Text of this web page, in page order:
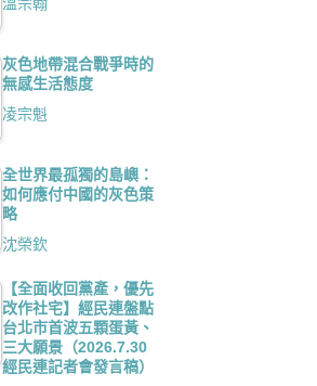
灰色地帶混合戰爭時的
無感生活態度
凌宗魁
全世界最孤獨的島嶼：
如何應付中國的灰色策
略
沈榮欽
【全面收回黨產，優先
改作社宅】經民連盤點
台北市首波五顆蛋黃、
三大願景（2026.7.30
經民連記者會發言稿）